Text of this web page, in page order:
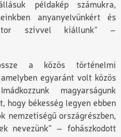
példakép számukra,
anyanyelvünkért és
szívvel kiállunk” –
a közös történelmi
egyaránt volt közös
magyarságunk
hogy békesség legyen ebben
nemzetiségű országrészben,
nevezünk” – fohászkodott